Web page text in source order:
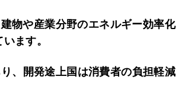
物や産業分野のエネルギー効率化
ます。
、開発途上国は消費者の負担軽減